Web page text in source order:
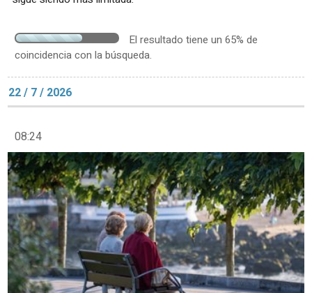
El resultado tiene un 65% de
coincidencia con la búsqueda.
22 / 7 / 2026
08:24